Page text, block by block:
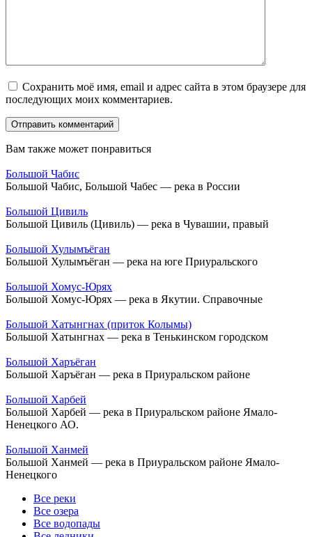
Сохранить моё имя, email и адрес сайта в этом браузере для
последующих моих комментариев.
Вам также может понравиться
Большой Чабис
Большой Чабис, Большой Чабес — река в России
Большой Цивиль
Большой Цивиль (Цивиль) — река в Чувашии, правый
Большой Хулымъёган
Большой Хулымъёган — река на юге Приуральского
Большой Хомус-Юрях
Большой Хомус-Юрях — река в Якутии. Справочные
Большой Хатынгнах (приток Колымы)
Большой Хатынгнах — река в Тенькинском городском
Большой Харъёган
Большой Харъёган — река в Приуральском районе
Большой Харбей
Большой Харбей — река в Приуральском районе Ямало-
Ненецкого АО.
Большой Ханмей
Большой Ханмей — река в Приуральском районе Ямало-
Ненецкого
Все реки
Все озера
Все водопады